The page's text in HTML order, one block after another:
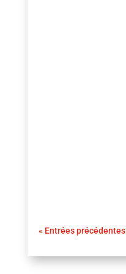
« Entrées précédentes